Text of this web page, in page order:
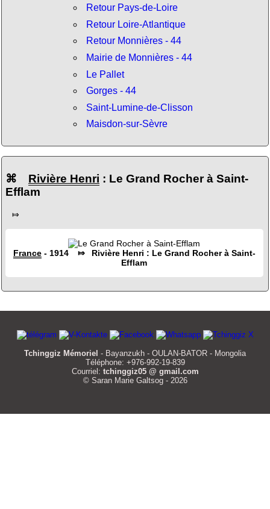
Retour Pays-de-Loire
Retour Loire-Atlantique
Retour Monnières - 44
Mairie de Monnières - 44
Le Pallet
Gorges - 44
Saint-Lumine-de-Clisson
Maisdon-sur-Sèvre
⌘ Rivière Henri : Le Grand Rocher à Saint-
Efflam
⤇
France- 1914 ⤇ Rivière Henri : Le Grand Rocher à Saint-
Efflam
Tchinggiz Mémoriel - Bayanzukh - OULAN-BATOR - Mongolia
Téléphone: +976-992-19-839
Courriel: tchinggiz05 @ gmail.com
© Saran Marie Galtsog - 2026